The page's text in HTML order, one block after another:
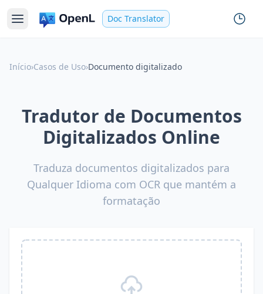
Doc Translator
Início›Casos de Uso›Documento digitalizado
Tradutor de Documentos
Digitalizados Online
Traduza documentos digitalizados para
Qualquer Idioma com OCR que mantém a
formatação